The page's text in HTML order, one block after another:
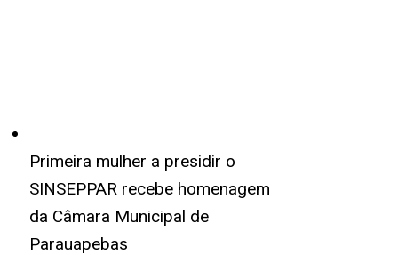
Primeira mulher a presidir o
SINSEPPAR recebe homenagem
da Câmara Municipal de
Parauapebas